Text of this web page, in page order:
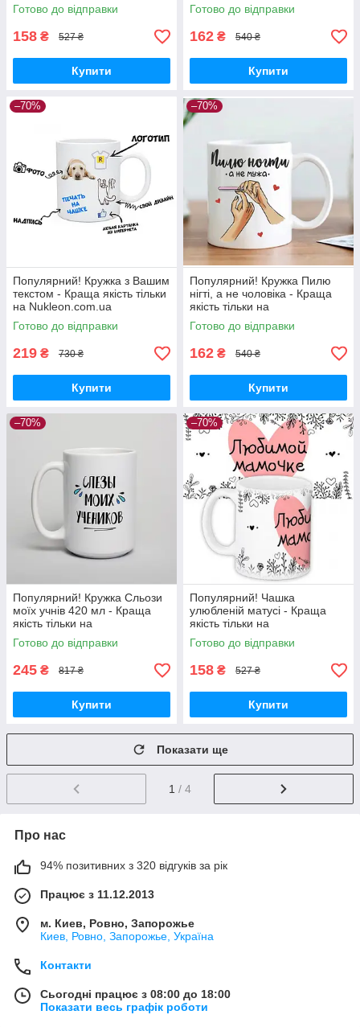
Готово до відправки
158 ₴ 527 ₴
Купити
Готово до відправки
162 ₴ 540 ₴
Купити
–70%
Популярний! Кружка з Вашим
текстом - Краща якість тільки
на Nukleon.com.ua
Готово до відправки
219 ₴ 730 ₴
Купити
–70%
Популярний! Кружка Пилю
нігті, а не чоловіка - Краща
якість тільки на
Nukleon.com.ua
Готово до відправки
162 ₴ 540 ₴
Купити
–70%
Популярний! Кружка Сльози
моїх учнів 420 мл - Краща
якість тільки на
Nukleon.com.ua
Готово до відправки
245 ₴ 817 ₴
Купити
–70%
Популярний! Чашка
улюбленій матусі - Краща
якість тільки на
Nukleon.com.ua
Готово до відправки
158 ₴ 527 ₴
Купити
Показати ще
1 / 4
Про нас
94% позитивних з 320 відгуків за рік
Працює з 11.12.2013
м. Киев, Ровно, Запорожье
Киев, Ровно, Запорожье, Україна
Контакти
Сьогодні працює з 08:00 до 18:00
Показати весь графік роботи